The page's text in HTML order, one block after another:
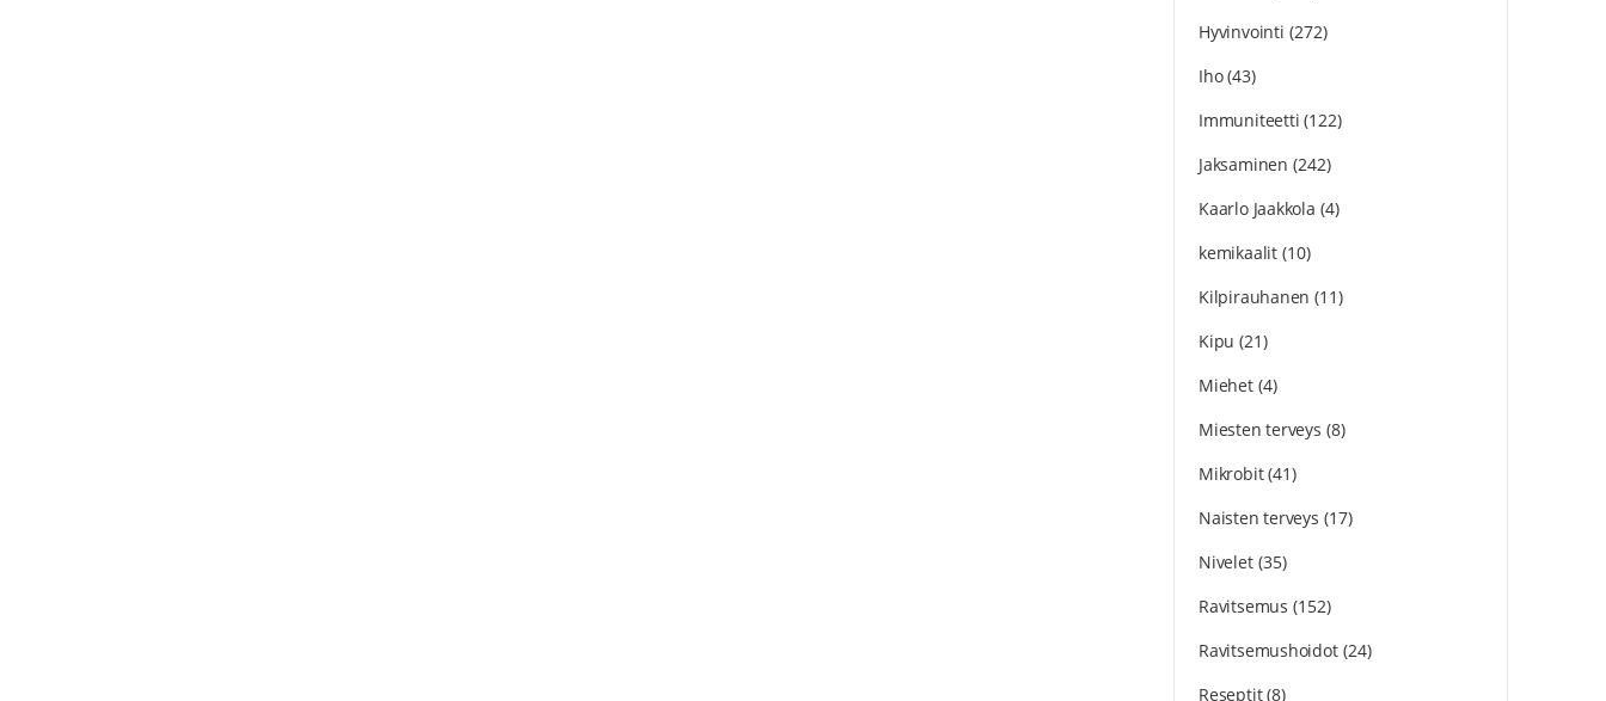
Hyvinvointi (272)
Iho(43)
Immuniteetti (122)
Jaksaminen (242)
Kaarlo Jaakkola (4)
kemikaalit(10)
Kilpirauhanen (11)
Kipu (21)
Miehet(4)
Miesten terveys (8)
Mikrobit(41)
Naisten terveys (17)
Nivelet(35)
Ravitsemus (152)
Ravitsemushoidot(24)
Reseptit(8)